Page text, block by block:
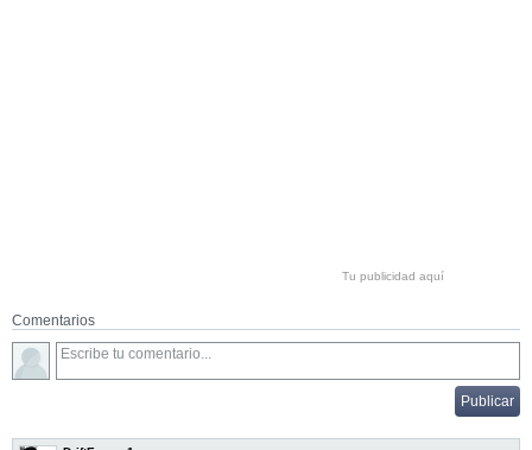
Tu publicidad aquí
Comentarios